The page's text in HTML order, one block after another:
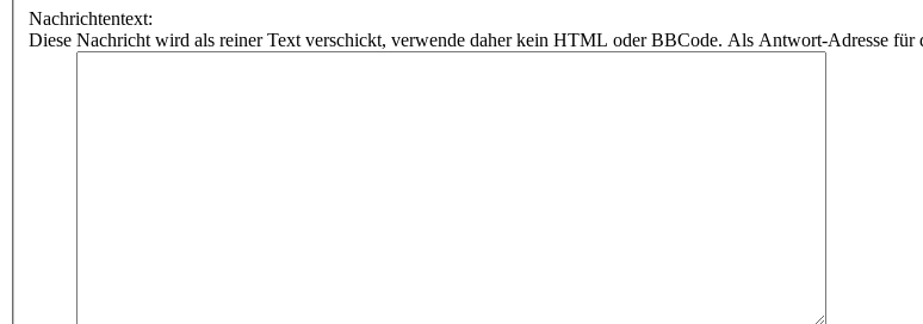
Nachrichtentext:
Diese Nachricht wird als reiner Text verschickt, verwende daher kein HTML oder BBCode. Als Antwort-Adresse